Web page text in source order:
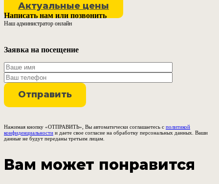
Актуальные цены
Написать нам или позвонить
Наш администратор онлайн
Заявка на посещение
Нажимая кнопку «ОТПРАВИТЬ», Вы автоматически соглашаетесь с политикой
конфиденциальности и даете свое согласие на обработку персональных данных. Ваши
данные не будут переданы третьим лицам.
Вам может понравится